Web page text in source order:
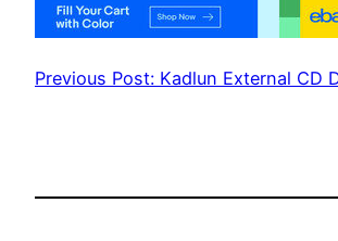
Previous Post: Kadlun External CD